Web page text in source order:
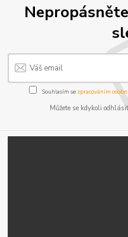
Souhlasím se zpracováním
Můžete se kdykoli